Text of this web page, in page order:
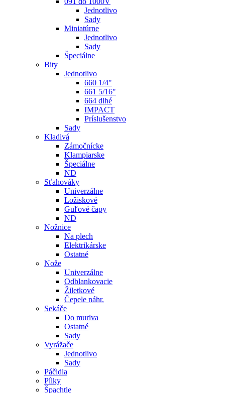
Jednotlivo
Sady
Miniatúrne
Jednotlivo
Sady
Špeciálne
Bity
Jednotlivo
660 1/4"
661 5/16"
664 dlhé
IMPACT
Príslušenstvo
Sady
Kladivá
Zámočnícke
Klampiarske
Špeciálne
ND
Sťahováky
Univerzálne
Ložiskové
Guľové čapy
ND
Nožnice
Na plech
Elektrikárske
Ostatné
Nože
Univerzálne
Odblankovacie
Žiletkové
Čepele náhr.
Sekáče
Do muriva
Ostatné
Sady
Vyrážače
Jednotlivo
Sady
Páčidla
Pílky
Špachtle